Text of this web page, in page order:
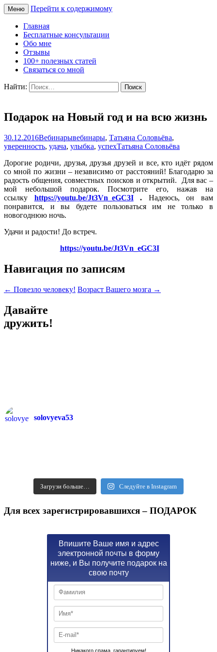
Свет Радости
Меню Перейти к содержимому
Главная
Бесплатные консультации
Обо мне
Отзывы
100+ полезных статей
Связаться со мной
Найти:
Подарок на Новый год и на всю жизнь
30.12.2016Вебинарывебинары, Татьяна Соловьёва,
уверенность, удача, улыбка, успехТатьяна Соловьёва
Дорогие родичи, друзья, друзья друзей и все, кто идёт рядом
со мной по жизни – независимо от расстояний! Благодарю за
радость общения, совместных поисков и открытий. Для вас –
мой небольшой подарок. Посмотрите его, нажав на
ссылку https://youtu.be/Jt3Vn_eGC3I. Надеюсь, он вам
понравится, и вы будете пользоваться им не только в
новогоднюю ночь.
Удачи и радости! До встреч.
https://youtu.be/Jt3Vn_eGC3I
Навигация по записям
← Повезло человеку! Возраст Вашего мозга →
Давайте
дружить!
solovyeva53
Загрузи больше… Следуйте в Instagram
Для всех зарегистрировавшихся – ПОДАРОК
Впишите Ваше имя и адрес
электронной почты в форму
ниже, и Вы получите подарок на
свою почту
Никакого спама, гарантируем!